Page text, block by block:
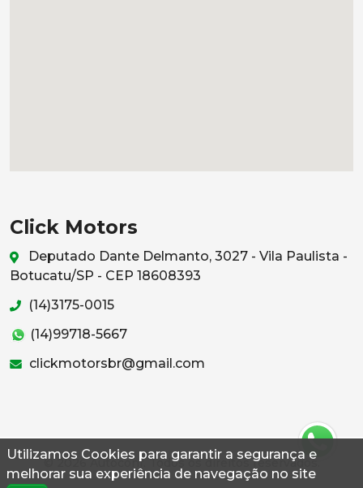
Utilizamos Cookies para garantir a segurança e
melhorar sua experiência de navegação no site
Click Motors
Deputado Dante Delmanto, 3027 - Vila Paulista -
Botucatu/SP - CEP 18608393
(14)3175-0015
(14)99718-5667
clickmotorsbr@gmail.com
© 2026 Autoconf. Todos os direitos reservados.